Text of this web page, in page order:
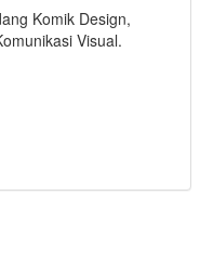
Komik Design,
Visual.